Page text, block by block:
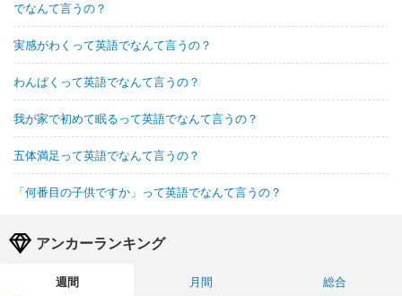
でなんて言うの？
実感がわくって英語でなんて言うの？
わんぱくって英語でなんて言うの？
我が家で初めて眠るって英語でなんて言うの？
五体満足って英語でなんて言うの？
「何番目の子供ですか」って英語でなんて言うの？
アンカーランキング
週間 月間
総合